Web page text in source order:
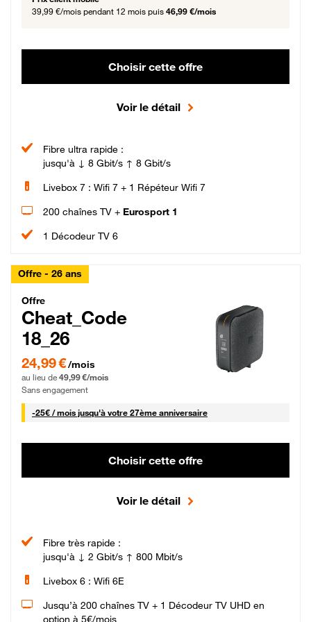
39,99 €/mois pendant 12 mois puis 46,99 €/mois
Choisir cette offre
Voir le détail
Fibre ultra rapide :
jusqu'à ↓ 8 Gbit/s ↑ 8 Gbit/s
Livebox 7 : Wifi 7 + 1 Répéteur Wifi 7
200 chaînes TV + Eurosport 1
1 Décodeur TV 6
Offre - 26 ans
Cheat_Code Fibre_18_26
Offre
Cheat_Code
18_26
24,99 € par mois pendant 0 mois puis 49,99 € par mois, Sans engagement
24,99 €/mois
au lieu de 49,99 €/mois
Sans engagement
-25€ / mois25 € par mois
jusqu'à votre 27ème anniversaire
Choisir cette offre
Voir le détail
Fibre très rapide :
jusqu'à ↓ 2 Gbit/s ↑ 800 Mbit/s
Livebox 6 : Wifi 6E
Jusqu’à 200 chaînes TV + 1 Décodeur TV UHD en
option à 5€/mois